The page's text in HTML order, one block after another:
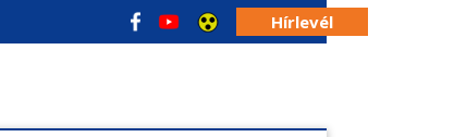
Hírlevél